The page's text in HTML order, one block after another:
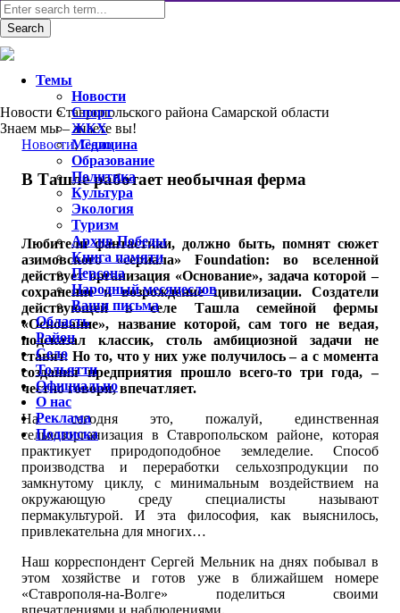
Новости Ставропольского района Самарской области
Знаем мы – знаете вы!
Новости,Село
В Ташле работает необычная ферма
Любители фантастики, должно быть, помнят сюжет
азимовского «сериала» Foundation: во вселенной
действует организация «Основание», задача которой –
сохранение и возрождение цивилизации. Создатели
действующей в селе Ташла семейной фермы
«Основание», название которой, сам того не ведая,
подсказал классик, столь амбициозной задачи не
ставят. Но то, что у них уже получилось – а с момента
создания предприятия прошло всего-то три года, –
честно говоря, впечатляет.
На сегодня это, пожалуй, единственная
сельхозорганизация в Ставропольском районе, которая
практикует природоподобное земледелие. Способ
производства и переработки сельхозпродукции по
замкнутому циклу, с минимальным воздействием на
окружающую среду специалисты называют
пермакультурой. И эта философия, как выяснилось,
привлекательна для многих…
Наш корреспондент Сергей Мельник на днях побывал в
этом хозяйстве и готов уже в ближайшем номере
«Ставрополя-на-Волге» поделиться своими
Темы
Новости
Спорт
ЖКХ
Медицина
Образование
Политика
Культура
Экология
Туризм
Архив Победы
Книга памяти
Персона
Народный месяцеслов
Ваши письма
Область
Район
Село
Тольятти
Официально
О нас
Реклама
Подписка